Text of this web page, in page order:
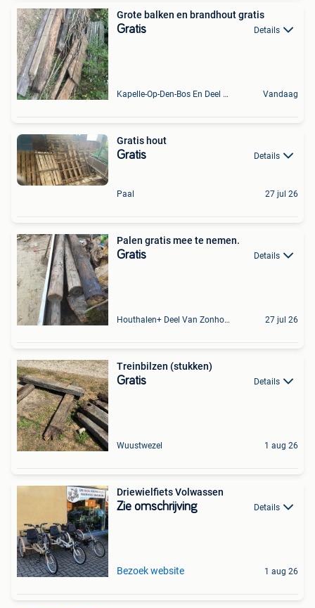
Grote balken en brandhout gratis
Gratis Details
Kapelle-Op-Den-Bos En Deel Van Zemst Vandaag
Gratis hout
Gratis Details
Paal 27 jul 26
Palen gratis mee te nemen.
Gratis Details
Houthalen+ Deel Van Zonhoven En Zolder 27 jul 26
Treinbilzen (stukken)
Gratis Details
Wuustwezel 1 aug 26
Driewielfiets Volwassen
Zie omschrijving Details
Bezoek website 1 aug 26